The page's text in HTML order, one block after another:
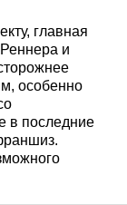
главная
и
особенно
в последние